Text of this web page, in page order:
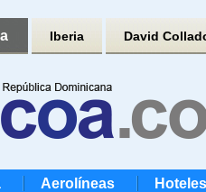
Iberia David
Aerolíneas Hoteles